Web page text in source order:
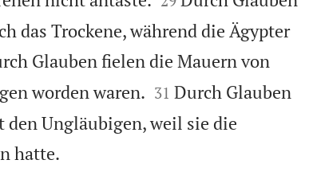
das Trockene, während die Ägypter
Glauben fielen die Mauern von
worden waren.
31 Durch Glauben
Ungläubigen, weil sie die
hatte.